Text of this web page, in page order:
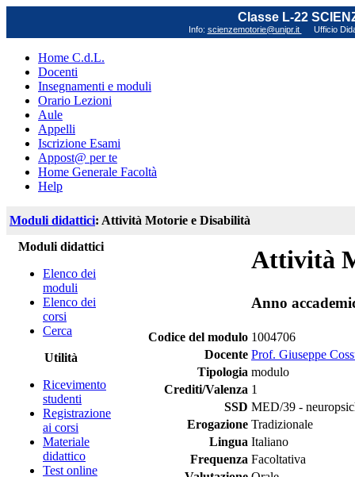
Classe L-22
Info: scienzemotorie@unipr.it Ufficio
Home C.d.L.
Docenti
Insegnamenti e moduli
Orario Lezioni
Aule
Appelli
Iscrizione Esami
Appost@ per te
Home Generale Facoltà
Help
Moduli didattici: Attività Motorie e Disabilità
Moduli didattici
Elenco dei
moduli
Elenco dei
corsi
Cerca
Utilità
Ricevimento
studenti
Registrazione
ai corsi
Materiale
didattico
Test online
Attività
Anno
Codice del modulo 1004706
Docente Prof. Giuseppe
Tipologia modulo
Crediti/Valenza 1
SSD MED/39 -
Erogazione Tradizionale
Lingua Italiano
Frequenza Facoltativa